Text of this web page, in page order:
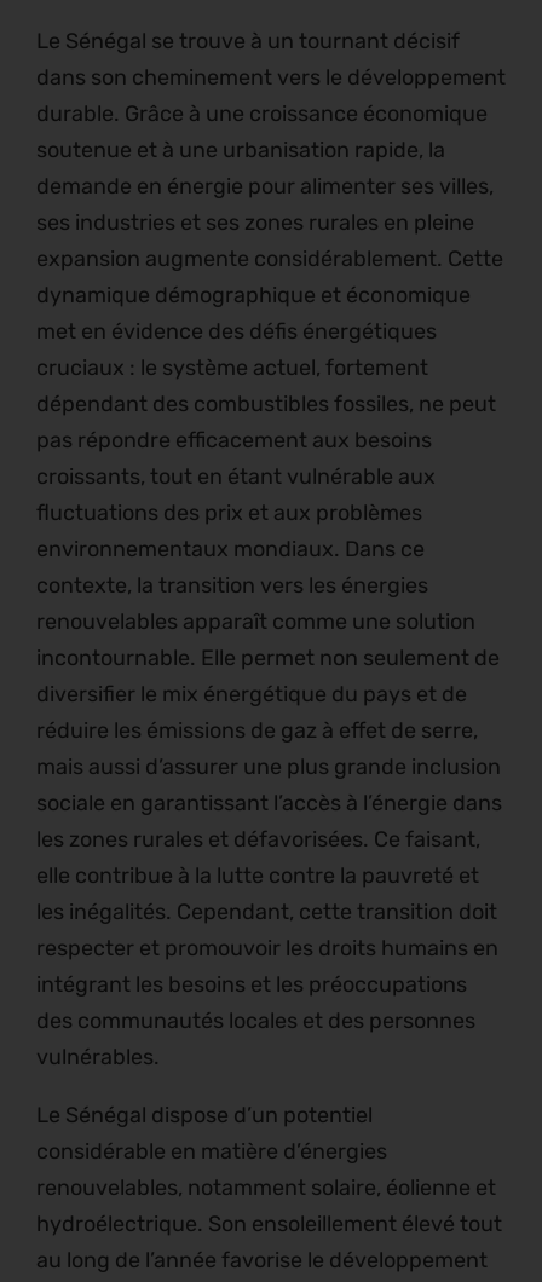
Le Sénégal se trouve à un tournant décisif
dans son cheminement vers le développement
durable. Grâce à une croissance économique
soutenue et à une urbanisation rapide, la
demande en énergie pour alimenter ses villes,
ses industries et ses zones rurales en pleine
expansion augmente considérablement. Cette
dynamique démographique et économique
met en évidence des défis énergétiques
cruciaux : le système actuel, fortement
dépendant des combustibles fossiles, ne peut
pas répondre efficacement aux besoins
croissants, tout en étant vulnérable aux
fluctuations des prix et aux problèmes
environnementaux mondiaux. Dans ce
contexte, la transition vers les énergies
renouvelables apparaît comme une solution
incontournable. Elle permet non seulement de
diversifier le mix énergétique du pays et de
réduire les émissions de gaz à effet de serre,
mais aussi d’assurer une plus grande inclusion
sociale en garantissant l’accès à l’énergie dans
les zones rurales et défavorisées. Ce faisant,
elle contribue à la lutte contre la pauvreté et
les inégalités. Cependant, cette transition doit
respecter et promouvoir les droits humains en
intégrant les besoins et les préoccupations
des communautés locales et des personnes
vulnérables.
Le Sénégal dispose d’un potentiel
considérable en matière d’énergies
renouvelables, notamment solaire, éolienne et
hydroélectrique. Son ensoleillement élevé tout
au long de l’année favorise le développement